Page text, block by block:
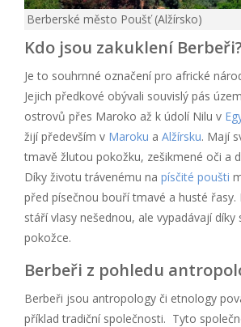
Berberské město Poušť (Alžírsko)
Kdo jsou zakuklení
Je to souhrnné označení pro africké
Jejich předkové obývali souvislý pás
ostrovů přes Maroko až k údolí Nilu v
žijí především v Maroku a Alžírsku. Mají
tmavě žlutou pokožku, zešikmené oči a
Díky životu trávenému na písčité poušti
před písečnou bouří tmavé a husté řasy.
stáří vlasy nešednou, ale vypadávají díky
pokožce.
Berbeři z pohledu
Berbeři jsou antropology či etnology
příklad tradiční společnosti. Tyto